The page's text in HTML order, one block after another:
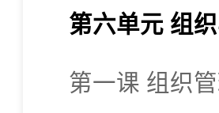
第六单元 组
第一课 组织